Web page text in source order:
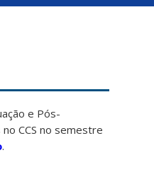
e Pós-
CCS no semestre
.